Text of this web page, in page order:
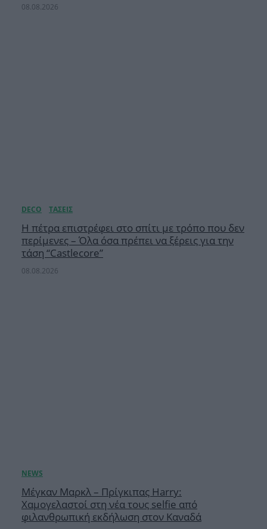
08.08.2026
Η πέτρα επιστρέφει στο σπίτι με τρόπο που δεν
περίμενες – Όλα όσα πρέπει να ξέρεις για την
τάση “Castlecore”
08.08.2026
Μέγκαν Μαρκλ – Πρίγκιπας Harry:
Χαμογελαστοί στη νέα τους selfie από
φιλανθρωπική εκδήλωση στον Καναδά